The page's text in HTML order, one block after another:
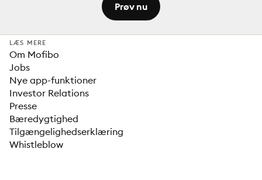
Prøv nu
LÆS MERE
Om Mofibo
Jobs
Nye app-funktioner
Investor Relations
Presse
Bæredygtighed
Tilgængelighedserklæring
Whistleblow